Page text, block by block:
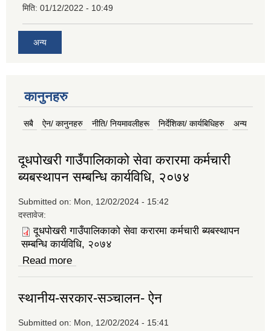
मिति: 01/12/2022 - 10:49
अन्य
कानुनहरु
सबै (active tab)
ऐन/ कानुनहरु नीति/ नियमावलीहरू निर्देशिका/ कार्यबिधिहरु अन्य
दूधपोखरी गाउँपालिकाको सेवा करारमा कर्मचारी
ब्यबस्थापन सम्बन्धि कार्यविधि, २०७४
Submitted on: Mon, 12/02/2024 - 15:42
दस्तावेज:
दूधपोखरी गाउँपालिकाको सेवा करारमा कर्मचारी ब्यबस्थापन
सम्बन्धि कार्यविधि, २०७४
Read more
स्थानीय-सरकार-सञ्चालन- ऐन
Submitted on: Mon, 12/02/2024 - 15:41